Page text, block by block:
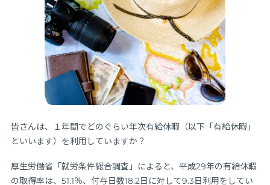
皆さんは、１年間でどのぐらい年次有給休暇（以下「有給休暇」
といいます）を利用していますか？
厚生労働省「就労条件総合調査」によると、平成29年の有給休暇
の取得率は、51.1％、付与日数18.2日に対して9.3日利用をしてい